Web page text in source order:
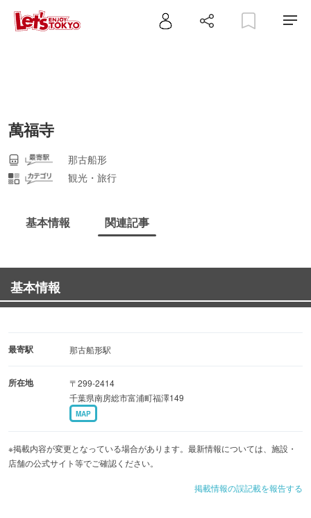
萬福寺
那古船形
観光・旅行
基本情報 関連記事
基本情報
最寄駅 那古船形駅
所在地
〒299-2414
千葉県南房総市富浦町福澤149
MAP
※掲載内容が変更となっている場合があります。最新情報については、施設・
店舗の公式サイト等でご確認ください。
掲載情報の誤記載を報告する